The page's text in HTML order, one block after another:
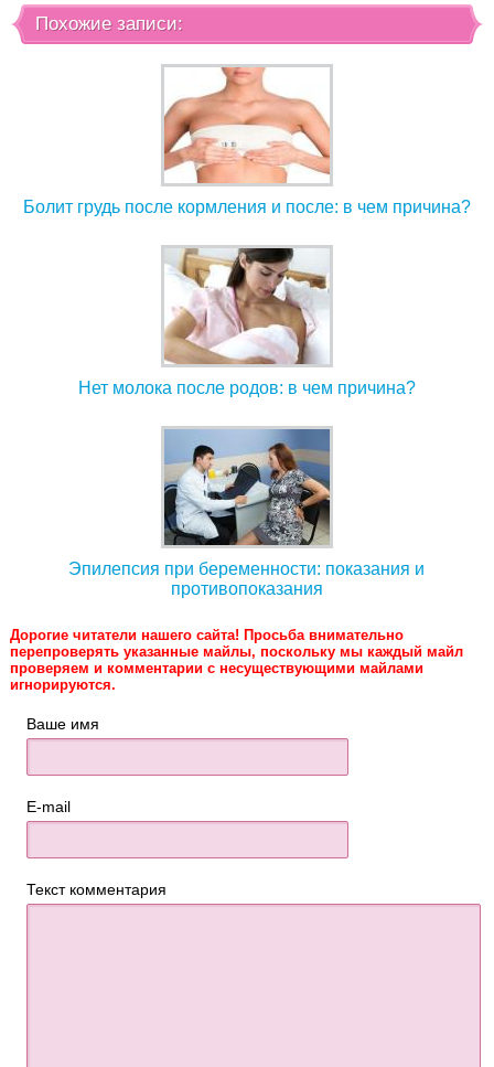
Похожие записи:
Болит грудь после кормления и после: в чем причина?
Нет молока после родов: в чем причина?
Эпилепсия при беременности: показания и
противопоказания
Дорогие читатели нашего сайта! Просьба внимательно
перепроверять указанные майлы, поскольку мы каждый майл
проверяем и комментарии с несуществующими майлами
игнорируются.
Ваше имя
E-mail
Текст комментария